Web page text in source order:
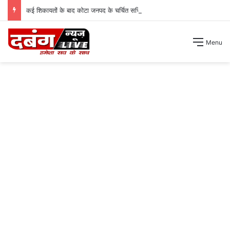
कई शिकायतों के बाद कोटा जनपद के चर्चित सचिव पंचायत से हटाए गए ।
Menu